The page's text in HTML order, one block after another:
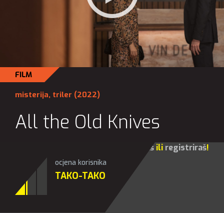
FILM
misterija, triler (2022)
All the Old Knives
prijaviš ili registriraš!
ocjena korisnika
TAKO-TAKO